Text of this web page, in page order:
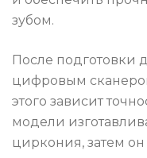
зубом.
После подготовки
цифровым
этого зависит
модели
циркония, затем